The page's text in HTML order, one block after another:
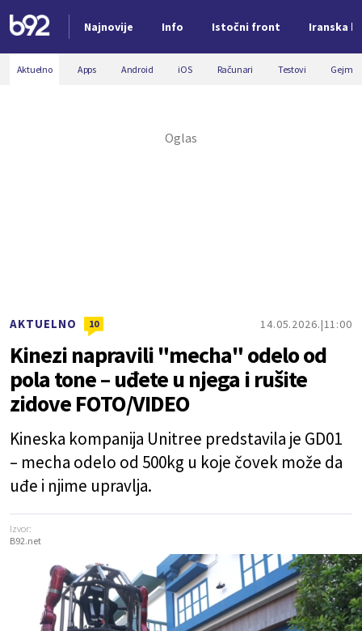
Najnovije Info Istočni front Iranska
Nova vest
Aktuelno Apps Android iOS Računari Testovi
AKTUELNO 10 14.05.2026. 11:00
Kinezi napravili "mecha" odelo od
pola tone – uđete u njega i rušite
zidove FOTO/VIDEO
Kineska kompanija Unitree predstavila je GD01
– mecha odelo od 500kg u koje čovek može da
uđe i njime upravlja.
Izvor:
B92.net